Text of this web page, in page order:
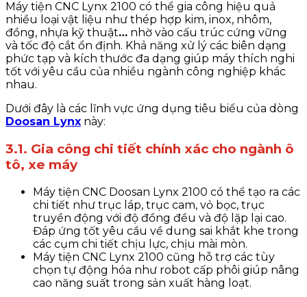
Máy tiện CNC Lynx 2100 có thể gia công hiệu quả
nhiều loại vật liệu như thép hợp kim, inox, nhôm,
đồng, nhựa kỹ thuật… nhờ vào cấu trúc cứng vững
và tốc độ cắt ổn định. Khả năng xử lý các biên dạng
phức tạp và kích thước đa dạng giúp máy thích nghi
tốt với yêu cầu của nhiều ngành công nghiệp khác
nhau.
Dưới đây là các lĩnh vực ứng dụng tiêu biểu của dòng
Doosan Lynx này:
3.1. Gia công chi tiết chính xác cho ngành ô
tô, xe máy
Máy tiện CNC Doosan Lynx 2100 có thể tạo ra các
chi tiết như trục láp, trục cam, vỏ bọc, trục
truyền động với độ đồng đều và độ lặp lại cao.
Đáp ứng tốt yêu cầu về dung sai khắt khe trong
các cụm chi tiết chịu lực, chịu mài mòn.
Máy tiện CNC Lynx 2100 cũng hỗ trợ các tùy
chọn tự động hóa như robot cấp phôi giúp nâng
cao năng suất trong sản xuất hàng loạt.